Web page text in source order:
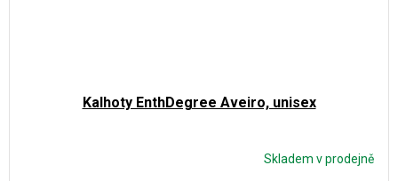
Kalhoty EnthDegree Aveiro, unisex
Skladem v prodejně